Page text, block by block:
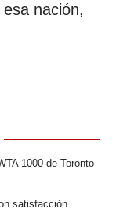
nación,
1000 de Toronto
satisfacción